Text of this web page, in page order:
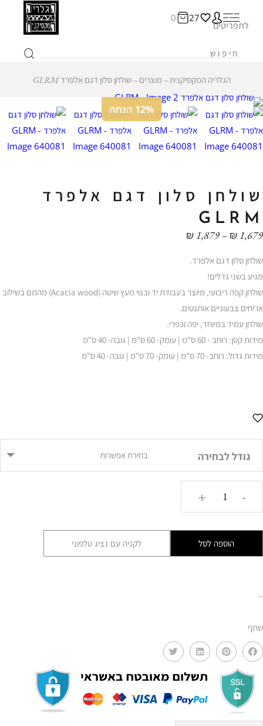
27
0
לתפריטים
הגלריה המקסיקנית ‒מוצרים ‒שולחן סלון דגם אלפרד GLRM
12% הנחה
שולחן סלון דגם אלפרד
GLRM
₪1,679
–
₪1,879
שולחן סלון דגם אלפרד.
מגיע בשני גדלים!
שולחן קפה ריבועי, מיוצר בעבודת יד ובנוי מעץ שיטה (Acacia wood) מהמם בשילוב
אריחים צבעוניים אותנטים.
שולחן עמיד במיוחד, יפה וכפרי.
מידות קטן: רוחב - 60 ס"מ | עומק- 60 ס"מ | גובה- 40 ס"מ
מידות גדול: רוחב- 70 ס"מ | עומק- 70 ס"מ | גובה- 40 ס"מ
גודל לבחירה בחירת אפשרות
-
+
הוספה לסל לקניה עם נציג טלפוני
..
שתף